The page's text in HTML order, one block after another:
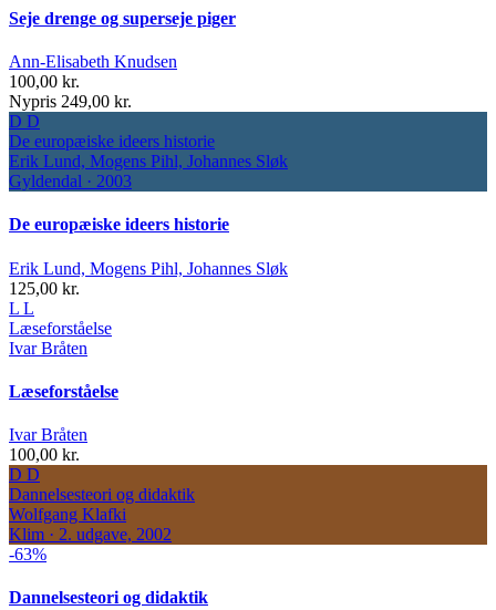
Seje drenge og superseje piger
Ann-Elisabeth Knudsen
100,00 kr.
Nypris 249,00 kr.
D D
De europæiske ideers historie
Erik Lund, Mogens Pihl, Johannes Sløk
Gyldendal · 2003
De europæiske ideers historie
Erik Lund, Mogens Pihl, Johannes Sløk
125,00 kr.
L L
Læseforståelse
Ivar Bråten
Læseforståelse
Ivar Bråten
100,00 kr.
D D
Dannelsesteori og didaktik
Wolfgang Klafki
Klim · 2. udgave, 2002
-63%
Dannelsesteori og didaktik